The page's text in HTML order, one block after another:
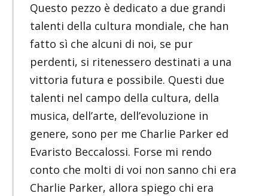
Questo pezzo è dedicato a due grandi
talenti della cultura mondiale, che han
fatto sì che alcuni di noi, se pur
perdenti, si ritenessero destinati a una
vittoria futura e possibile. Questi due
talenti nel campo della cultura, della
musica, dell’arte, dell’evoluzione in
genere, sono per me Charlie Parker ed
Evaristo Beccalossi. Forse mi rendo
conto che molti di voi non sanno chi era
Charlie Parker, allora spiego chi era